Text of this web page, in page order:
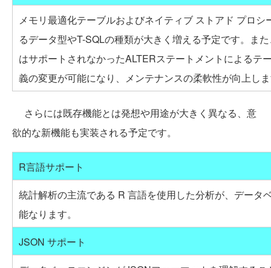
メモリ最適化テーブルおよびネイティブ ストアド プロシ
るデータ型やT-SQLの種類が大きく増える予定です。ま
はサポートされなかったALTERステートメントによるテ
義の変更が可能になり、メンテナンスの柔軟性が向上し
さらには既存機能とは発想や用途が大きく異なる、意
欲的な新機能も実装される予定です。
R言語サポート
統計解析の主流である R 言語を使用した分析が、データ
能なります。
JSON サポート